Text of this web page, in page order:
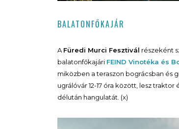
BALATONFŐKAJÁR
AFüredi Murci Fesztivál részeként
balatonfőkajári FEIND Vinotéka és
miközben a teraszon bográcsban és
ugrálóvár 12-17 óra között, lesz
délután hangulatát. (x)